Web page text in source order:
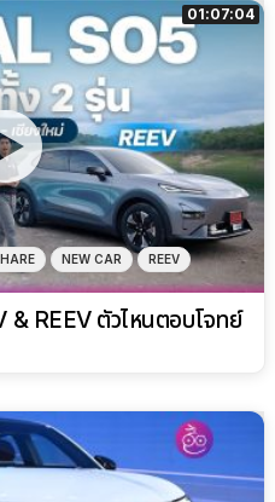
01:07:04
NEW CAR REEV
& REEV ตัวไหนตอบโจทย์